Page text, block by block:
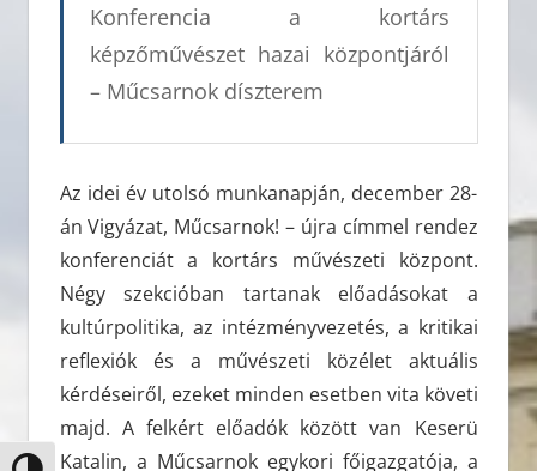
Konferencia a kortárs
képzőművészet hazai központjáról
– Műcsarnok díszterem
Az idei év utolsó munkanapján, december 28-
án Vigyázat, Műcsarnok! – újra címmel rendez
konferenciát a kortárs művészeti központ.
Négy szekcióban tartanak előadásokat a
kultúrpolitika, az intézményvezetés, a kritikai
reflexiók és a művészeti közélet aktuális
kérdéseiről, ezeket minden esetben vita követi
majd. A felkért előadók között van Keserü
Katalin, a Műcsarnok egykori főigazgatója, a